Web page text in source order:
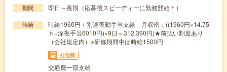
期間 即日～長期（応募後スピーディーに勤務開始＊）
時給
時給1960円＋別途夜勤手当支給 月収例：((1960円×14.75
ｈ+深夜手当6010円)×9日＝312,390円)★前払い制度あり
（会社規定内）※研修期間中は時給1500円
交通費
交通費一部支給